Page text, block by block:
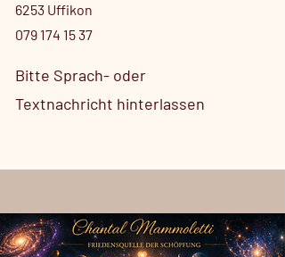
6253 Uffikon
079 174 15 37
Bitte Sprach- oder
Textnachricht hinterlassen